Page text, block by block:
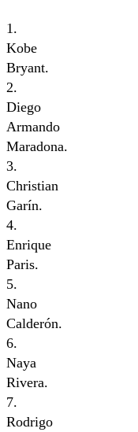
1.
Kobe
Bryant.
2.
Diego
Armando
Maradona.
3.
Christian
Garín.
4.
Enrique
Paris.
5.
Nano
Calderón.
6.
Naya
Rivera.
7.
Rodrigo